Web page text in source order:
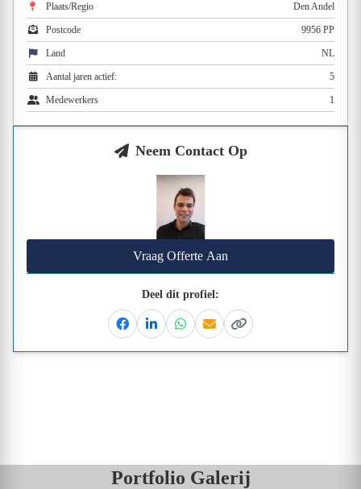
Plaats/Regio Den Andel
Postcode 9956 PP
Land NL
Aantal jaren actief: 5
Medewerkers 1
Neem Contact Op
Vraag Offerte Aan
Deel dit profiel:
FacebookLinkedinWhatsapp
EmailKopieer link
Portfolio Galerij